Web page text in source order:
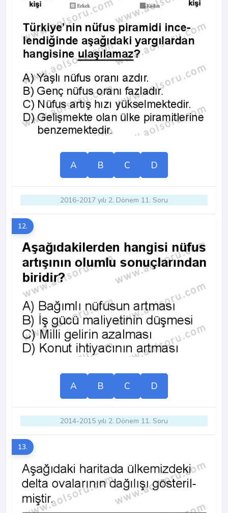
A B C D
2016-2017 yılı 2. Dönem 11. Soru
12.
A B C D
2014-2015 yılı 2. Dönem 11. Soru
13.